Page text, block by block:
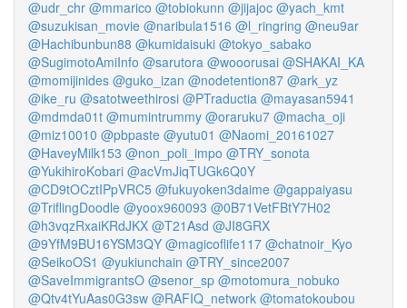
@udr_chr @mmarico @tobiokunn @jijajoc @yach_kmt
@suzukisan_movie @naribula1516 @l_ringring @neu9ar
@Hachibunbun88 @kumidaisuki @tokyo_sabako
@SugimotoAmiInfo @sarutora @wooorusai @SHAKAI_KA
@momijinides @guko_izan @nodetention87 @ark_yz
@ike_ru @satotweethirosi @PTraductia @mayasan5941
@mdmda01t @mumintrummy @oraruku7 @macha_oji
@miz10010 @pbpaste @yutu01 @Naomi_20161027
@HaveyMilk153 @non_poli_impo @TRY_sonota
@YukihiroKobari @acVmJiqTUGk6Q0Y
@CD9tOCztIPpVRC5 @fukuyoken3daime @gappaiyasu
@TriflingDoodle @yoox960093 @0B71VetFBtY7H02
@h3vqzRxaiKRdJKX @T21Asd @JI8GRX
@9YfM9BU16YSM3QY @magicoflife117 @chatnoir_Kyo
@SeikoOS1 @yukiunchain @TRY_since2007
@SaveImmigrantsO @senor_sp @motomura_nobuko
@Qtv4tYuAas0G3sw @RAFIQ_network @tomatokoubou